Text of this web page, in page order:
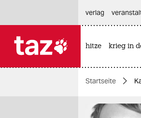
themen
politik
verlag
hitze krieg in
Startseite